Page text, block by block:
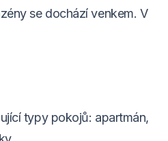
se dochází venkem. V
typy pokojů: apartmán,